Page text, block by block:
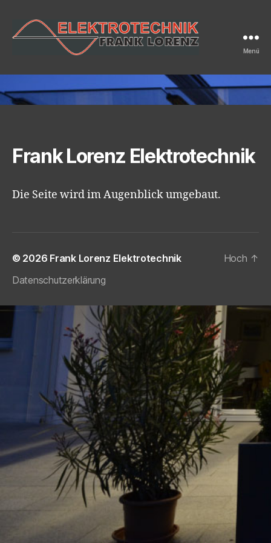
Lorenz
Menü
Frank Lorenz Elektrotechnik
Die Seite wird im Augenblick umgebaut.
© 2026 Frank Lorenz Elektrotechnik
Datenschutzerklärung
Hoch ↑